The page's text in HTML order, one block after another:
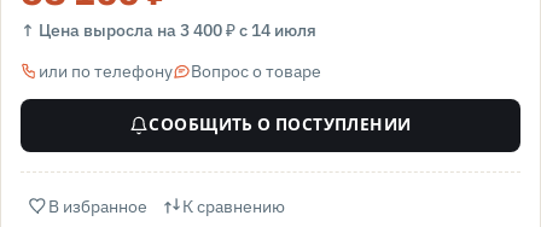
↑ Цена выросла на 3 400 ₽ с 14 июля
или по телефону
Вопрос о товаре
СООБЩИТЬ О ПОСТУПЛЕНИИ
В избранное К сравнению